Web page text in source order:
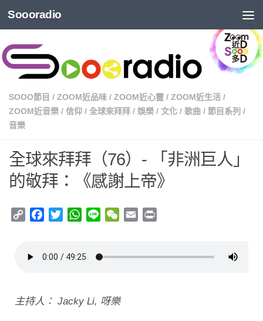
Soooradio
SOOO節目 / ZOOM近品味 / ZOOM近心靈 / ZOOM近生活 /
ZOOM近音樂 / 信仰 / 全球來拜拜 / 娛樂 / 文化 / 歌曲 / 節目系列 /
音樂
全球來拜拜（76）- 「非洲巨人」
的敬拜：《感謝上帝》
Copy
Facebook
TwitterWhatsApp
Line WeChat
Email
主持人： Jacky Li, 呀樂